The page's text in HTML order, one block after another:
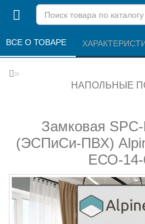
НАПОЛЬНЫЕ
Замковая
(ЭСПиСи-ПВХ)
ЕСО-14-
ВСЕ О ТОВАРЕ